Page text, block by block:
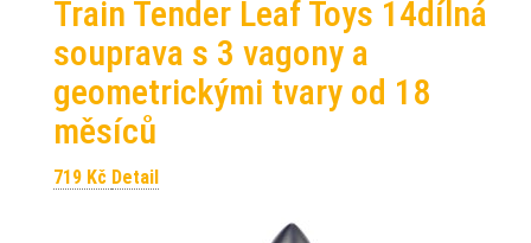
Train Tender Leaf Toys 14dílná
souprava s 3 vagony a
geometrickými tvary od 18
měsíců
719 Kč Detail